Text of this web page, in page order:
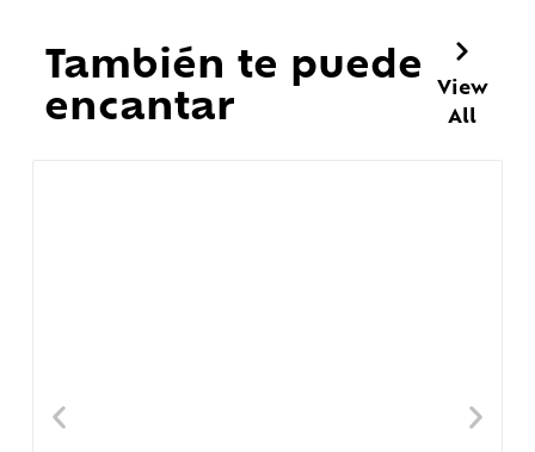
También te puede
encantar
View
All